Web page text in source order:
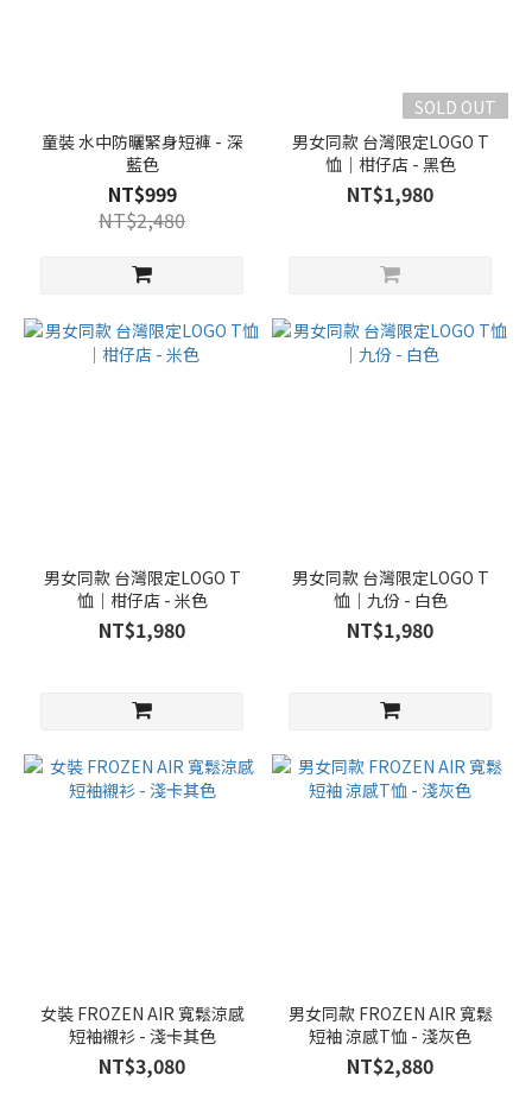
童裝 水中防曬緊身短褲 - 深
藍色
NT$999
NT$2,480
SOLD OUT
男女同款 台灣限定LOGO T
恤｜柑仔店 - 黑色
NT$1,980
男女同款 台灣限定LOGO T
恤｜柑仔店 - 米色
NT$1,980
男女同款 台灣限定LOGO T
恤｜九份 - 白色
NT$1,980
女裝 FROZEN AIR 寬鬆涼感
短袖襯衫 - 淺卡其色
NT$3,080
男女同款 FROZEN AIR 寬鬆
短袖 涼感T恤 - 淺灰色
NT$2,880